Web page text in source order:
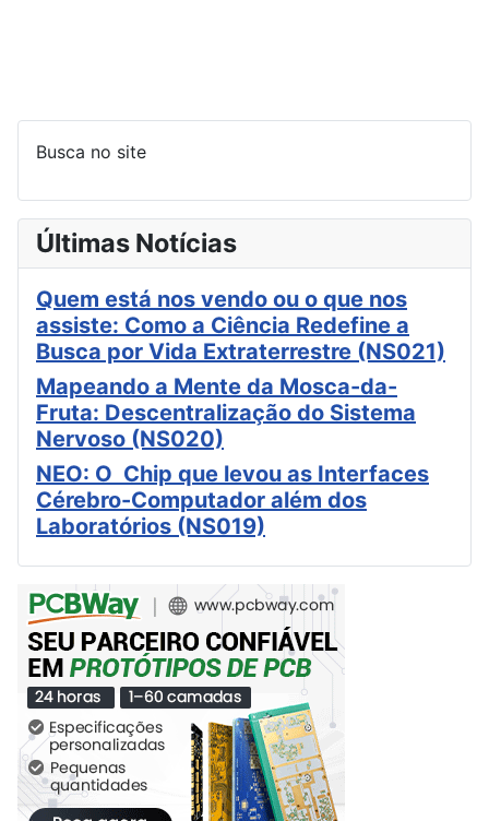
Busca no site
Últimas Notícias
Quem está nos vendo ou o que nos
assiste: Como a Ciência Redefine a
Busca por Vida Extraterrestre (NS021)
Mapeando a Mente da Mosca-da-
Fruta: Descentralização do Sistema
Nervoso (NS020)
NEO: O Chip que levou as Interfaces
Cérebro-Computador além dos
Laboratórios (NS019)